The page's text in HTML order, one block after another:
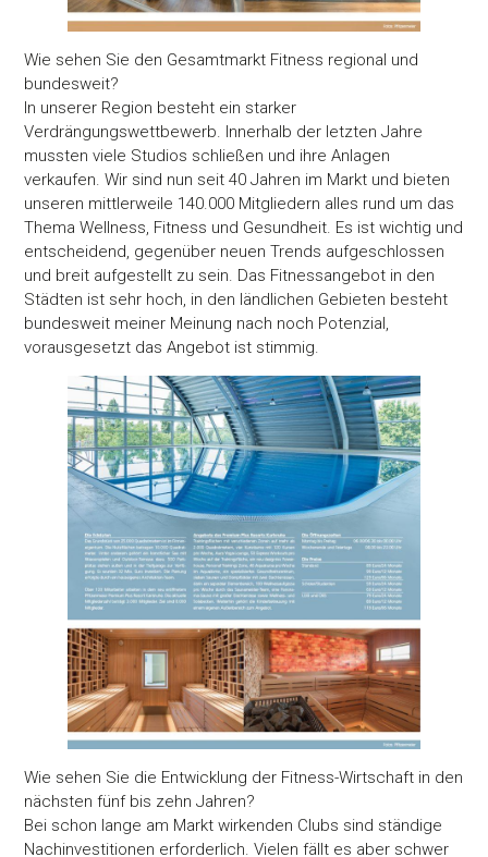
Wie sehen Sie den Gesamtmarkt Fitness regional und
bundesweit?
In unserer Region besteht ein starker
Verdrängungswettbewerb. Innerhalb der letzten Jahre
mussten viele Studios schließen und ihre Anlagen
verkaufen. Wir sind nun seit 40 Jahren im Markt und bieten
unseren mittlerweile 140.000 Mitgliedern alles rund um das
Thema Wellness, Fitness und Gesundheit. Es ist wichtig und
entscheidend, gegenüber neuen Trends aufgeschlossen
und breit aufgestellt zu sein. Das Fitnessangebot in den
Städten ist sehr hoch, in den ländlichen Gebieten besteht
bundesweit meiner Meinung nach noch Potenzial,
vorausgesetzt das Angebot ist stimmig.
Wie sehen Sie die Entwicklung der Fitness-Wirtschaft in den
nächsten fünf bis zehn Jahren?
Bei schon lange am Markt wirkenden Clubs sind ständige
Nachinvestitionen erforderlich. Vielen fällt es aber schwer